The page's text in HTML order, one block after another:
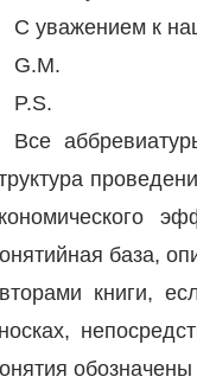
С уважением к
G.M.
P.S.
Все
база,
книги,